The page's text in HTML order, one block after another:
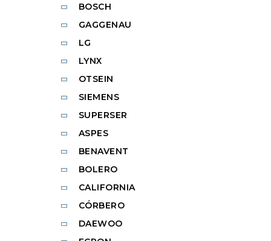
BOSCH
GAGGENAU
LG
LYNX
OTSEIN
SIEMENS
SUPERSER
ASPES
BENAVENT
BOLERO
CALIFORNIA
CÓRBERO
DAEWOO